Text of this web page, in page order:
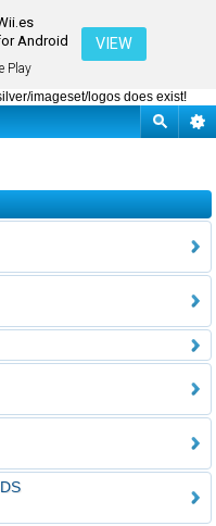
Android
Play
VIEW
imageset/logos does exist!